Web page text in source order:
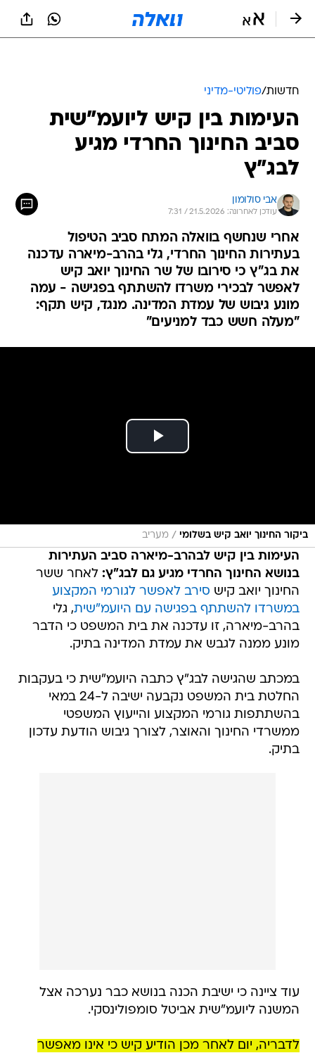
חדשות/פוליטי-מדיני
העימות בין קיש ליועמ"שית
סביב החינוך החרדי מגיע
לבג"ץ
אבי סולומון
עודכן לאחרונה: 21.5.2026 / 7:31
אחרי שנחשף בוואלה המתח סביב הטיפול
בעתירות החינוך החרדי, גלי בהרב-מיארה עדכנה
את בג"ץ כי סירובו של שר החינוך יואב קיש
לאפשר לבכירי משרדו להשתתף בפגישה - עמה
מונע גיבוש של עמדת המדינה. מנגד, קיש תקף:
"מעלה חשש כבד למניעים"
ביקור החינוך יואב קיש בשלומי / מעריב
העימות בין קיש לבהרב-מיארה סביב העתירות
בנושא החינוך החרדי מגיע גם לבג"ץ: לאחר ששר
החינוך יואב קיש סירב לאפשר לגורמי המקצוע
במשרדו להשתתף בפגישה עם היועמ"שית, גלי
בהרב-מיארה, זו עדכנה את בית המשפט כי הדבר
מונע ממנה לגבש את עמדת המדינה בתיק.
במכתב שהגישה לבג"ץ כתבה היועמ"שית כי בעקבות
החלטת בית המשפט נקבעה ישיבה ל-24 במאי
בהשתתפות גורמי המקצוע והייעוץ המשפטי
ממשרדי החינוך והאוצר, לצורך גיבוש הודעת עדכון
בתיק.
עוד ציינה כי ישיבת הכנה בנושא כבר נערכה אצל
המשנה ליועמ"שית אביטל סומפולינסקי.
לדבריה, יום לאחר מכן הודיע קיש כי אינו מאפשר